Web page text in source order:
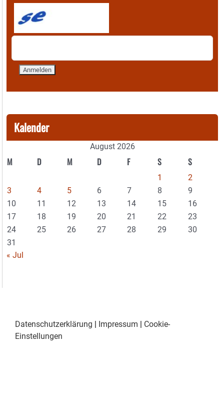
Kalender
August 2026
M D M D F S S
1
2
3
4 5 6 7 8
9
10
11 12 13 14 15
16
17
18 19 20 21 22
23
24
25 26 27 28 29
30
31
« Jul
Datenschutzerklärung Impressum
Cookie-
Einstellungen